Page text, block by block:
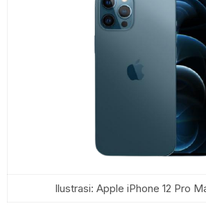
Ilustrasi: Apple iPhone 12 Pro